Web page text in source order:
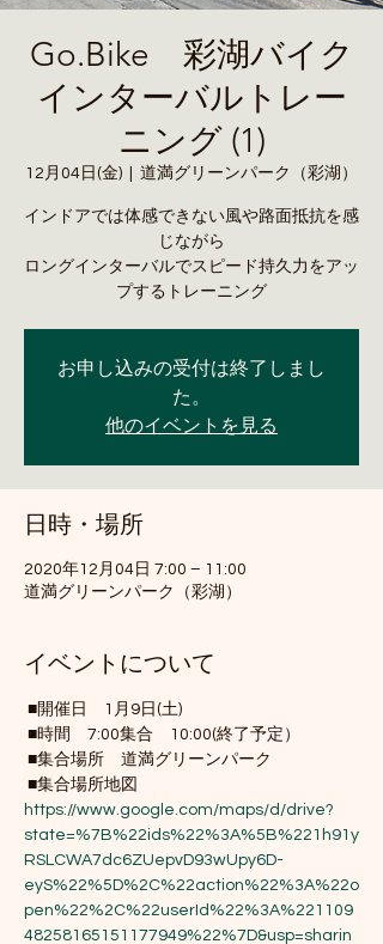
Go.Bike 彩湖バイク
インターバルトレー
ニング (1)
12月04日(金) 道満グリーンパーク（彩湖）
インドアでは体感できない風や路面抵抗を感
じながら
ロングインターバルでスピード持久力をアッ
お申し込みの受付は終了しまし
た。
他のイベントを見る
日時・場所
2020年12月04日 7:00 – 11:00
道満グリーンパーク（彩湖）
イベントについて
■開催日　1月9日(土)
■時間　7:00集合　10:00(終了予定）
■集合場所　道満グリーンパーク
■集合場所地図
https://www.google.com/maps/d/drive?
state=%7B%22ids%22%3A%5B%221h91y
RSLCWA7dc6ZUepvD93wUpy6D-
eyS%22%5D%2C%22action%22%3A%22o
pen%22%2C%22userId%22%3A%221109
48258165151177949%22%7D&usp=sharin